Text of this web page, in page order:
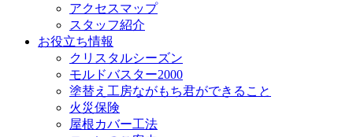
アクセスマップ
スタッフ紹介
お役立ち情報
クリスタルシーズン
モルドバスター2000
塗替え工房ながもち君ができること
火災保険
屋根カバー工法